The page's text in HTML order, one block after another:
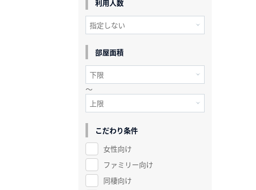
利用人数
部屋面積
～
こだわり条件
女性向け
ファミリー向け
同棲向け